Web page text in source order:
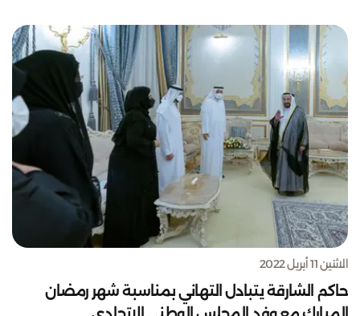
الاثنين 11 أبريل 2022
حاكم الشارقة يتبادل التهاني بمناسبة شهر رمضان